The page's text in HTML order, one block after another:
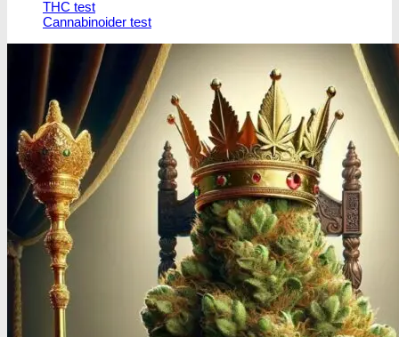
THC test
Cannabinoider test
Robadope
Robadope tests
Simons tests
Test af primære aminer
URIN TESTS
Multi urin test - 3 stoffer
Multi urin test - 10 stoffer
THC urin test - 25ng/ml
THC urin test - 50ng/ml